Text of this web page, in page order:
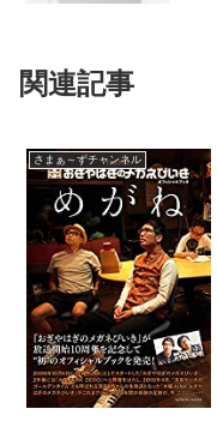
関連記事
さまぁ～ずチャンネル